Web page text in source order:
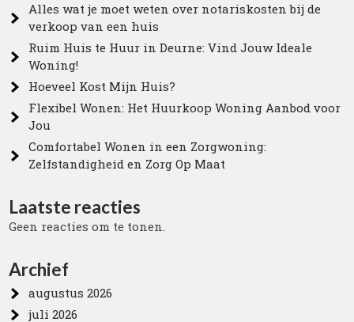
Alles wat je moet weten over notariskosten bij de
verkoop van een huis
Ruim Huis te Huur in Deurne: Vind Jouw Ideale
Woning!
Hoeveel Kost Mijn Huis?
Flexibel Wonen: Het Huurkoop Woning Aanbod voor
Jou
Comfortabel Wonen in een Zorgwoning:
Zelfstandigheid en Zorg Op Maat
Laatste reacties
Geen reacties om te tonen.
Archief
augustus 2026
juli 2026